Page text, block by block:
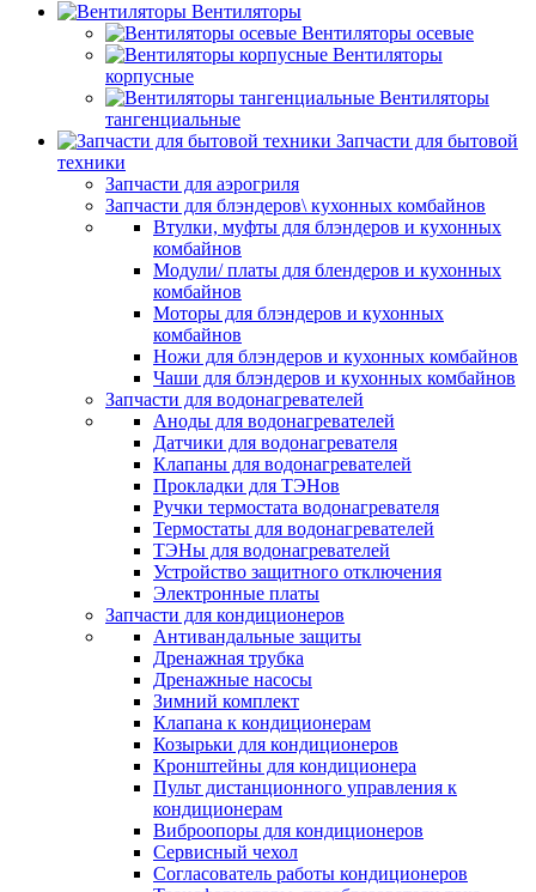
Вентиляторы
Вентиляторы осевые
Вентиляторы
корпусные
Вентиляторы
тангенциальные
Запчасти для бытовой
техники
Запчасти для аэрогриля
Запчасти для блэндеров\ кухонных комбайнов
Втулки, муфты для блэндеров и кухонных
комбайнов
Модули/ платы для блендеров и кухонных
комбайнов
Моторы для блэндеров и кухонных
комбайнов
Ножи для блэндеров и кухонных комбайнов
Чаши для блэндеров и кухонных комбайнов
Запчасти для водонагревателей
Аноды для водонагревателей
Датчики для водонагревателя
Клапаны для водонагревателей
Прокладки для ТЭНов
Ручки термостата водонагревателя
Термостаты для водонагревателей
ТЭНы для водонагревателей
Устройство защитного отключения
Электронные платы
Запчасти для кондиционеров
Антивандальные защиты
Дренажная трубка
Дренажные насосы
Зимний комплект
Клапана к кондиционерам
Козырьки для кондиционеров
Кронштейны для кондиционера
Пульт дистанционного управления к
кондиционерам
Виброопоры для кондиционеров
Сервисный чехол
Согласователь работы кондиционеров